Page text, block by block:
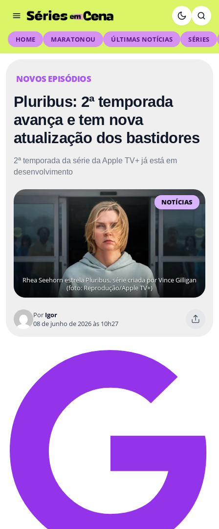
HOME MARATONOU ÚLTIMAS NOTÍCIAS SÉRIES
NOVOS EPISÓDIOS
Pluribus: 2ª temporada
avança e tem nova
atualização dos bastidores
2ª temporada da série da Apple TV+ já está em
desenvolvimento
NOTÍCIAS
Rhea Seehorn estrela Pluribus, série criada por Vince Gilligan
(foto: Reprodução/Apple TV+)
Por Igor
08 de junho de 2026 às 10h27